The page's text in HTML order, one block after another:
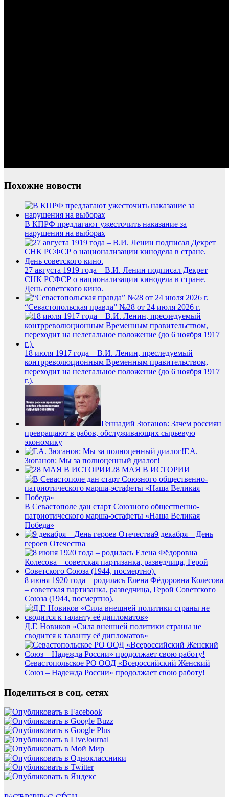
Похожие новости
В КПРФ предлагают ужесточить наказание за
нарушения на выборах
27 августа 1919 года – В.И. Ленин подписал Декрет
СНК РСФСР о национализации кинодела в стране.
День советского кино.
“Севастопольская правда” №28 от 24 июля 2026 г.
18 июля 1917 года – В.И. Ленин, преследуемый
контрреволюционным Временным правительством,
переходит на нелегальное положение (до 6 ноября 1917
г.).
Геннадий Зюганов: Зачем россиян
превращают в рабов, обслуживающих сырьевую
экономику
Г.А.
Зюганов: Мы за полноценный диалог!
28 МАЯ В ИСТОРИИ
В Севастополе дан старт Союзного общественно-
патриотического марша-эстафеты «Наша Великая
Победа»
9 декабря – День
героев Отечества
8 июня 1920 года – родилась Елена Фёдоровна Колесова
– советская партизанка, разведчица, Герой Советского
Союза (1944, посмертно).
Д.Г. Новиков «Сила внешней политики страны не
сводится к таланту её дипломатов»
Севастопольское РО ООД «Всероссийский Женский
Союз – Надежда России» продолжает свою работу!
Поделиться в соц. сетях